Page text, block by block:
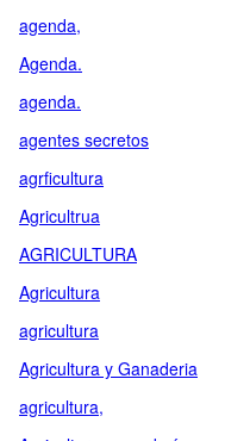
agenda,
Agenda.
agenda.
agentes secretos
agrficultura
Agricultrua
AGRICULTURA
Agricultura
agricultura
Agricultura y Ganaderia
agricultura,